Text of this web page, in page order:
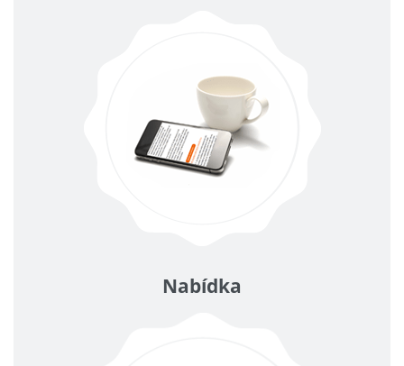
Nabídka